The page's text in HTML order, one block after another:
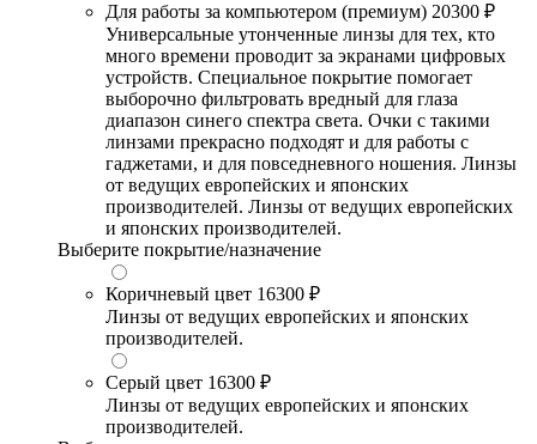
Для работы за компьютером (премиум) 20300 ₽
Универсальные утонченные линзы для тех, кто
много времени проводит за экранами цифровых
устройств. Специальное покрытие помогает
выборочно фильтровать вредный для глаза
диапазон синего спектра света. Очки с такими
линзами прекрасно подходят и для работы с
гаджетами, и для повседневного ношения. Линзы
от ведущих европейских и японских
производителей. Линзы от ведущих европейских
и японских производителей.
Выберите покрытие/назначение
Коричневый цвет 16300 ₽
Линзы от ведущих европейских и японских
производителей.
Серый цвет 16300 ₽
Линзы от ведущих европейских и японских
производителей.